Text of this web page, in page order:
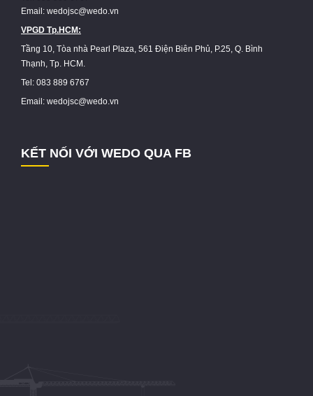
Email: wedojsc@wedo.vn
VPGD Tp.HCM:
Tầng 10, Tòa nhà Pearl Plaza, 561 Điện Biên Phủ, P.25, Q. Bình
Thạnh, Tp. HCM.
Tel: 083 889 6767
Email: wedojsc@wedo.vn
KẾT NỐI VỚI WEDO QUA FB